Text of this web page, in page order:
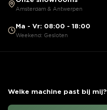
Amsterdam & Antwerpen
Ma - Vr: 08:00 - 18:00
Weekend: Gesloten
Welke machine past bij mij?